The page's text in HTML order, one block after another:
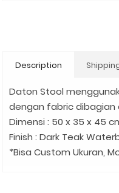
Description
Daton Stool
dengan fabric dibagian
Dimensi : 50 x 35 x 45
Finish : Dark Teak
*Bisa Custom Ukuran,